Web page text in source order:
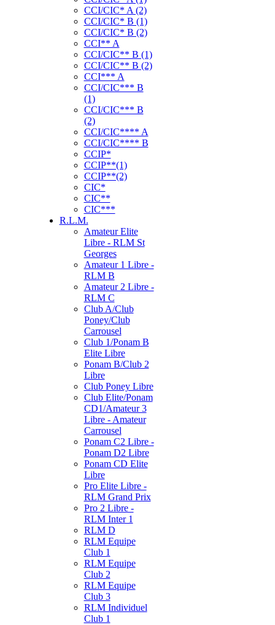
CCI/CIC* A (2)
CCI/CIC* B (1)
CCI/CIC* B (2)
CCI** A
CCI/CIC** B (1)
CCI/CIC** B (2)
CCI*** A
CCI/CIC*** B
(1)
CCI/CIC*** B
(2)
CCI/CIC**** A
CCI/CIC**** B
CCIP*
CCIP**(1)
CCIP**(2)
CIC*
CIC**
CIC***
R.L.M.
Amateur Elite
Libre - RLM St
Georges
Amateur 1 Libre -
RLM B
Amateur 2 Libre -
RLM C
Club A/Club
Poney/Club
Carrousel
Club 1/Ponam B
Elite Libre
Ponam B/Club 2
Libre
Club Poney Libre
Club Elite/Ponam
CD1/Amateur 3
Libre - Amateur
Carrousel
Ponam C2 Libre -
Ponam D2 Libre
Ponam CD Elite
Libre
Pro Elite Libre -
RLM Grand Prix
Pro 2 Libre -
RLM Inter 1
RLM D
RLM Equipe
Club 1
RLM Equipe
Club 2
RLM Equipe
Club 3
RLM Individuel
Club 1